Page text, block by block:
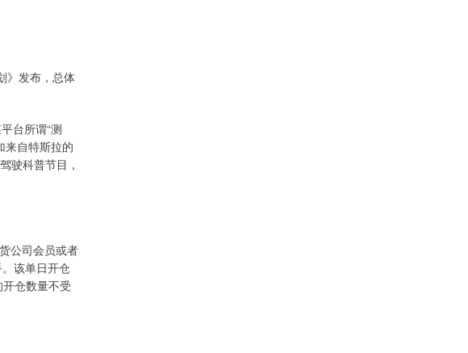
》发布，总体
台所谓“测
来自特斯拉的
驶科普节目，
公司会员或者
该单日开仓
仓数量不受